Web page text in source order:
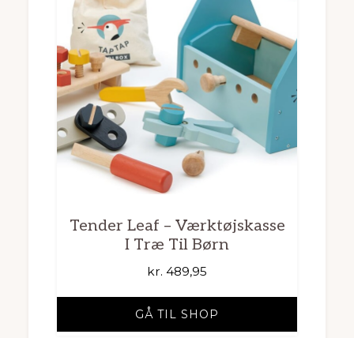
Tender Leaf – Værktøjskasse
I Træ Til Børn
kr. 489,95
GÅ TIL SHOP